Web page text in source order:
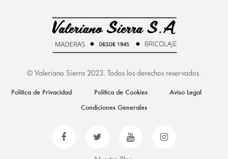
© Valeriano Sierra 2023 . Todos los derechos reservados.
Política de Privacidad Política de Cookies
Aviso Legal
Condiciones Generales